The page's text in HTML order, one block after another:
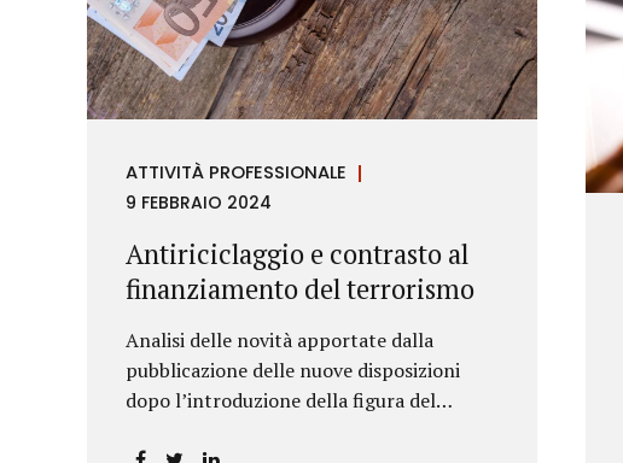
ATTIVITÀ PROFESSIONALE
9 FEBBRAIO 2024
Antiriciclaggio e contrasto al
finanziamento del terrorismo
Analisi delle novità apportate dalla
pubblicazione delle nuove disposizioni
dopo l’introduzione della figura del